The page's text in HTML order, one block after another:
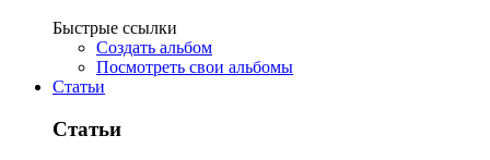
Быстрые ссылки
Создать альбом
Посмотреть свои альбомы
Статьи
Статьи